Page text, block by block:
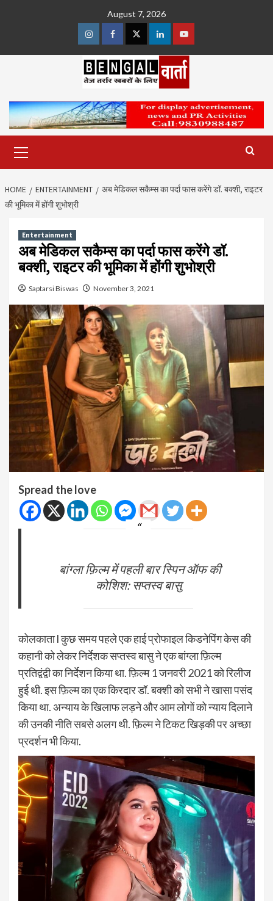
August 7, 2026
InstagramFacebookTwitterLinkedinYoutube
Menu
HOME ENTERTAINMENT
अब मेडिकल सकैम्स का पर्दा फास करेंगे डॉ. बक्शी, राइटर
की भूमिका में होंगी शुभोश्री
Entertainment
अब मेडिकल सकैम्स का पर्दा फास करेंगे डॉ.
बक्शी, राइटर की भूमिका में होंगी शुभोश्री
Saptarsi Biswas November 3, 2021
Spread the love
बांग्ला फ़िल्म में पहली बार स्पिन ऑफ की
कोशिश: सप्तस्व बासु
कोलकाता l कुछ समय पहले एक हाई प्रोफाइल किडनेपिंग केस की
कहानी को लेकर निर्देशक सप्तस्व बासु ने एक बांग्ला फ़िल्म
प्रतिद्वंद्वी का निर्देशन किया था. फ़िल्म 1 जनवरी 2021 को रिलीज
हुई थी. इस फ़िल्म का एक किरदार डॉ. बक्शी को सभी ने खासा पसंद
किया था. अन्याय के खिलाफ लड़ने और आम लोगों को न्याय दिलाने
की उनकी नीति सबसे अलग थी. फ़िल्म ने टिकट खिड़की पर अच्छा
प्रदर्शन भी किया.